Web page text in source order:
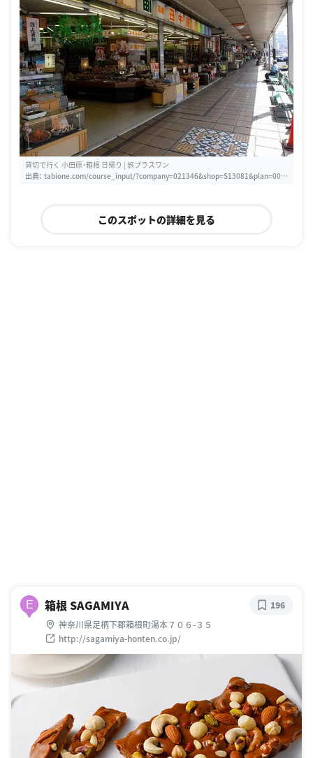
貸切で行く 小田原・箱根 日帰り | 旅プラスワン
出典： tabione.com/course_input/?company=021346&shop=S13081&plan=000
このスポットの詳細を見る
E 箱根 SAGAMIYA
神奈川県足柄下郡箱根町湯本７０６-３５
http://sagamiya-honten.co.jp/
196